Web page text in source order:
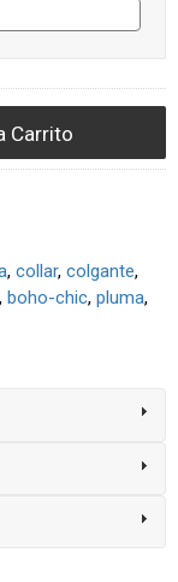
Carrito
collar colgante
boho-chic pluma